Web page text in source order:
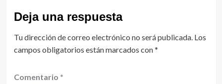
Deja una respuesta
Tu dirección de correo electrónico no será publicada. Los
campos obligatorios están marcados con*
Comentario *